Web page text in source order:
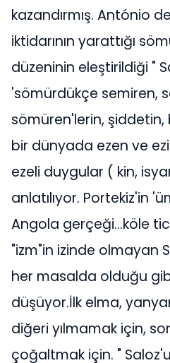
kazandırmış. António
iktidarının yarattığı
düzeninin eleştirildiği "
'sömürdükçe semiren,
sömüren'lerin, şiddetin,
bir dünyada ezen ve
ezeli duygular ( kin,
anlatılıyor. Portekiz'in
Angola gerçeği...köle
"izm"in izinde olmayan
her masalda olduğu
düşüyor.İlk elma,
diğeri yılmamak için,
çoğaltmak için. "